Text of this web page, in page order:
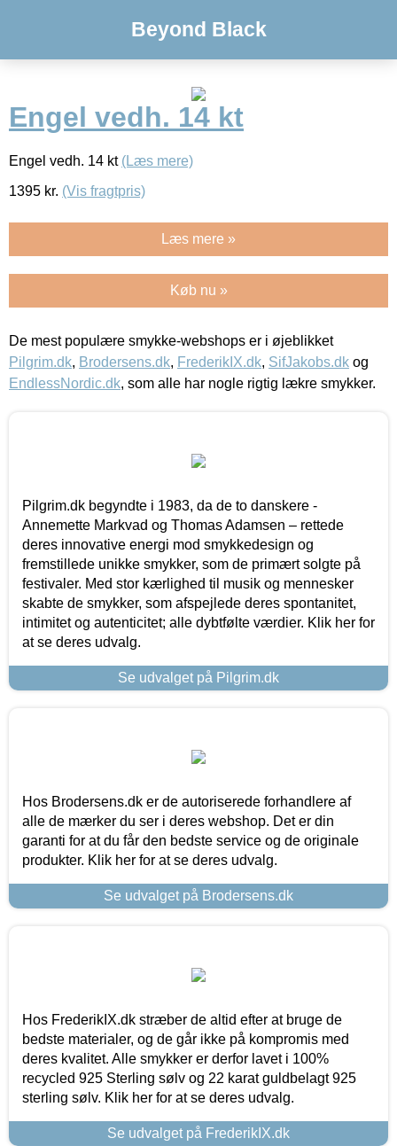
Beyond Black
Engel vedh. 14 kt
Engel vedh. 14 kt (Læs mere)
1395 kr. (Vis fragtpris)
Læs mere »
Køb nu »
De mest populære smykke-webshops er i øjeblikket
Pilgrim.dk, Brodersens.dk, FrederikIX.dk, SifJakobs.dk og
EndlessNordic.dk, som alle har nogle rigtig lækre smykker.
Pilgrim.dk begyndte i 1983, da de to danskere -
Annemette Markvad og Thomas Adamsen – rettede
deres innovative energi mod smykkedesign og
fremstillede unikke smykker, som de primært solgte på
festivaler. Med stor kærlighed til musik og mennesker
skabte de smykker, som afspejlede deres spontanitet,
intimitet og autenticitet; alle dybtfølte værdier. Klik her for
at se deres udvalg.
Se udvalget på Pilgrim.dk
Hos Brodersens.dk er de autoriserede forhandlere af
alle de mærker du ser i deres webshop. Det er din
garanti for at du får den bedste service og de originale
produkter. Klik her for at se deres udvalg.
Se udvalget på Brodersens.dk
Hos FrederikIX.dk stræber de altid efter at bruge de
bedste materialer, og de går ikke på kompromis med
deres kvalitet. Alle smykker er derfor lavet i 100%
recycled 925 Sterling sølv og 22 karat guldbelagt 925
sterling sølv. Klik her for at se deres udvalg.
Se udvalget på FrederikIX.dk